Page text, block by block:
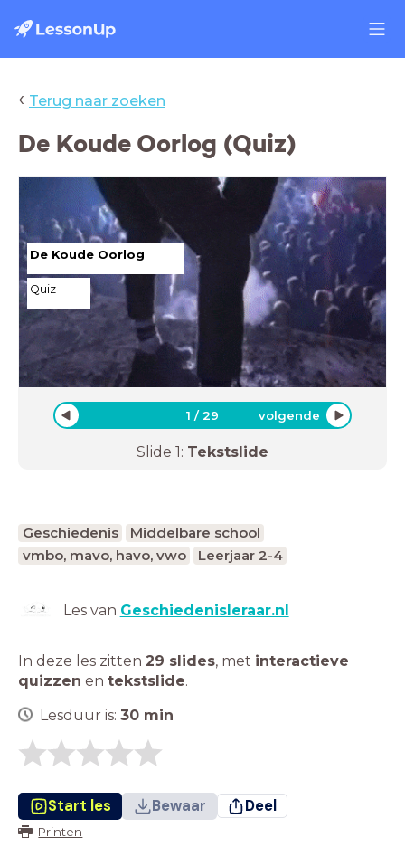
‹ Terug naar zoeken
De Koude Oorlog (Quiz)
De Koude Oorlog
Quiz
1 /29 volgende
Slide 1: Tekstslide
Geschiedenis
Middelbare school
vmbo, mavo, havo, vwo
Leerjaar 2-4
Les van Geschiedenisleraar.nl
In deze les zitten 29 slides, met interactieve
quizzen en tekstslide.
Lesduur is: 30 min
Start les Bewaar Deel
Printen